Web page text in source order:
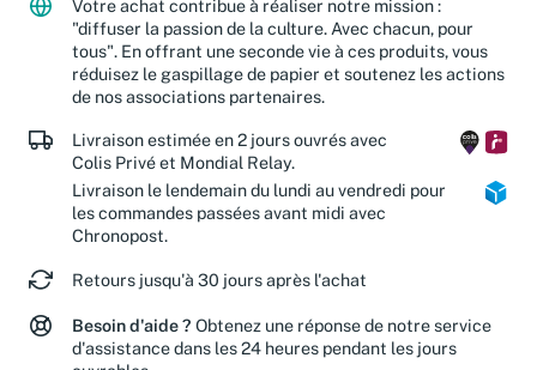
Votre achat contribue à réaliser notre mission :
"diffuser la passion de la culture. Avec chacun, pour
tous". En offrant une seconde vie à ces produits, vous
réduisez le gaspillage de papier et soutenez les actions
de nos associations partenaires.
Livraison estimée en 2 jours ouvrés avec
Colis Privé et Mondial Relay.
Livraison le lendemain du lundi au vendredi pour
les commandes passées avant midi avec
Chronopost.
Retours jusqu'à 30 jours après l'achat
Besoin d'aide ? Obtenez une réponse de notre service
d'assistance dans les 24 heures pendant les jours